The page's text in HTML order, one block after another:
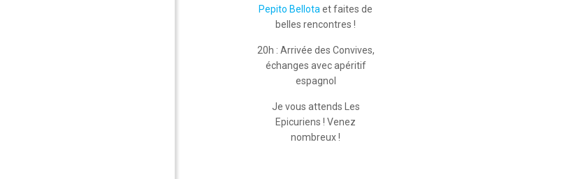
Pepito Bellota et faites de
belles rencontres !
20h : Arrivée des Convives,
échanges avec apéritif
espagnol
Je vous attends Les
Epicuriens ! Venez
nombreux !